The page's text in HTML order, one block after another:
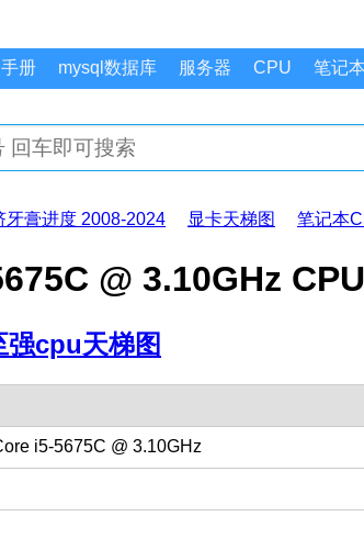
册 mysql数据库 服务器 CPU 笔记
牙膏进度 2008-2024 显卡天梯图 笔记本
@ 3.10GHz
强cpu天梯图
i5-5675C @ 3.10GHz